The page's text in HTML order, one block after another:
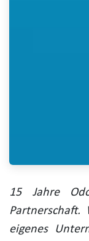
15 Jahre
Partnerschaft.
eigenes